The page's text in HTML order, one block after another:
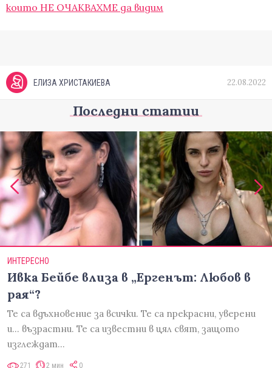
които НЕ ОЧАКВАХМЕ да видим
ЕЛИЗА ХРИСТАКИЕВА 22.08.2022
Последни статии
ИНТЕРЕСНО
Ивка Бейбе влиза в „Ергенът: Любов в
рая“?
Те са вдъхновение за всички. Те са прекрасни, уверени
и... възрастни. Те са известни в цял свят, защото
изглеждат…
271 2 мин 0